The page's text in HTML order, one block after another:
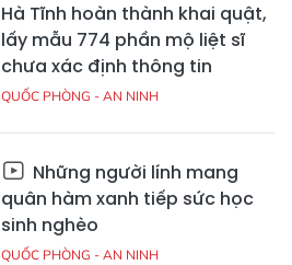
Hà Tĩnh hoàn thành khai quật,
lấy mẫu 774 phần mộ liệt sĩ
chưa xác định thông tin
QUỐC PHÒNG - AN NINH
Những người lính mang
quân hàm xanh tiếp sức học
sinh nghèo
QUỐC PHÒNG - AN NINH